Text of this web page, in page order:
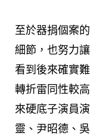
至於器捐個案
細節，也努力
看到後來確實
轉折雷同性較
來硬底子演員
靈、尹昭德、